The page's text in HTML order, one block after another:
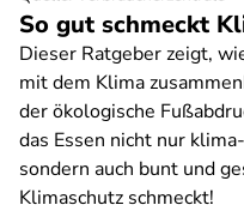
So gut schmeckt
Dieser Ratgeber zeigt,
mit dem Klima
der ökologische
das Essen nicht nur
sondern auch bunt und
Klimaschutz schmeckt!